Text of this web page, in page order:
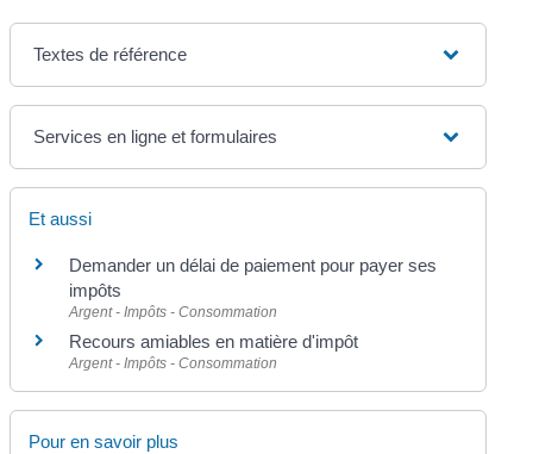
Textes de référence
Services en ligne et formulaires
Et aussi
Demander un délai de paiement pour payer ses
impôts
Argent - Impôts - Consommation
Recours amiables en matière d'impôt
Argent - Impôts - Consommation
Pour en savoir plus